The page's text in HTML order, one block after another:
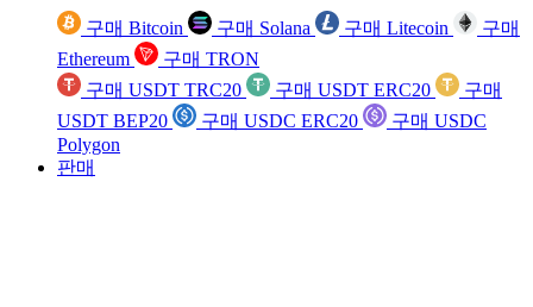
구매 Bitcoin 구매 Solana 구매 Litecoin
구매
Ethereum
구매 TRON
구매 USDT TRC20
구매 USDT ERC20
구매
USDT BEP20
구매 USDC ERC20
구매 USDC
Polygon
판매